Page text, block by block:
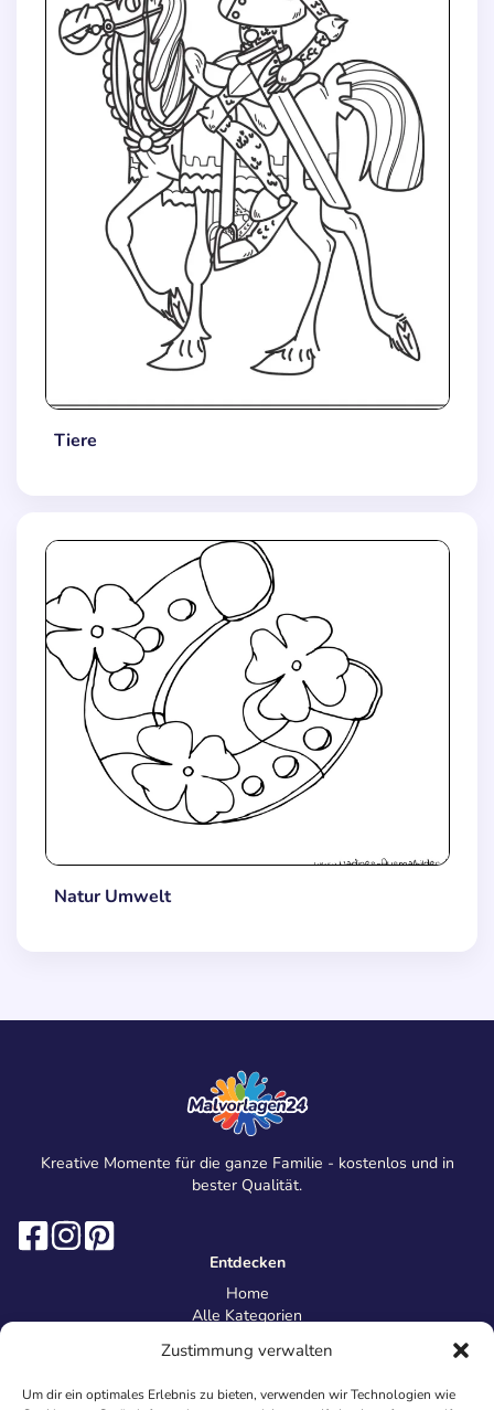
Zustimmung verwalten
Um dir ein optimales Erlebnis zu bieten, verwenden wir Technologien wie
Tiere
Natur Umwelt
Kreative Momente für die ganze Familie - kostenlos und in
bester Qualität.
Entdecken
Home
Alle Kategorien
Information
Über uns